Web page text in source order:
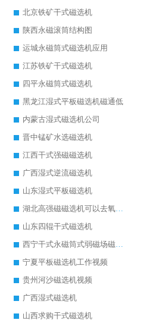
北京铁矿干式磁选机
陕西永磁滚筒结构图
运城永磁筒式磁选机应用
江苏铁矿干式磁选机
四平永磁筒式磁选机
黑龙江湿式平板磁选机磁通低
内蒙古湿式磁选机公司
晋中锰矿水选磁选机
江西干式强磁磁选机
广西湿式逆流磁选机
山东湿式平板磁选机
湖北高强磁磁选机可以去氧化铝
山东四辊干式磁选机
西宁干式永磁筒式弱磁场磁选机结构图
宁夏平板磁选机工作视频
贵州河沙磁选机视频
广西湿式磁选机
山西求购干式磁选机